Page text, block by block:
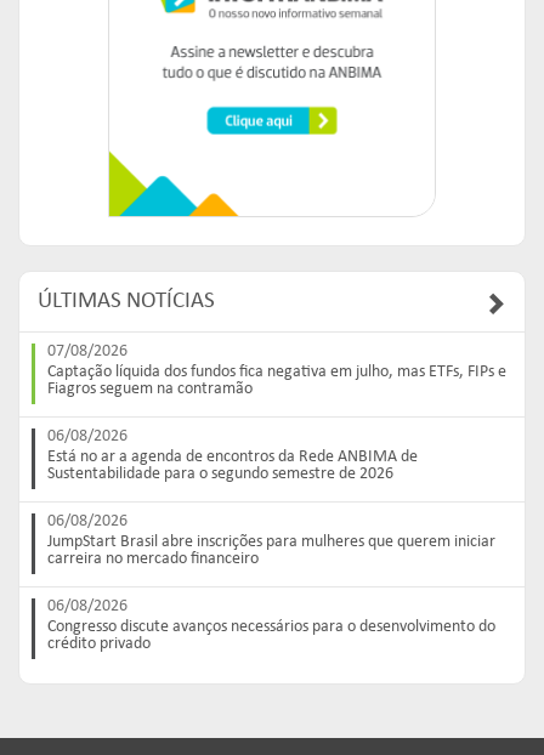
ÚLTIMAS NOTÍCIAS
07/08/2026
Captação líquida dos fundos fica negativa em julho, mas ETFs, FIPs e
Fiagros seguem na contramão
06/08/2026
Está no ar a agenda de encontros da Rede ANBIMA de
Sustentabilidade para o segundo semestre de 2026
06/08/2026
JumpStart Brasil abre inscrições para mulheres que querem iniciar
carreira no mercado financeiro
06/08/2026
Congresso discute avanços necessários para o desenvolvimento do
crédito privado